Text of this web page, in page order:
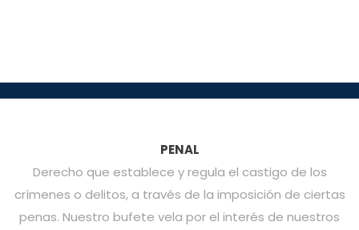
PENAL
Derecho que establece y regula el castigo de los
crímenes o delitos, a través de la imposición de ciertas
penas. Nuestro bufete vela por el interés de nuestros